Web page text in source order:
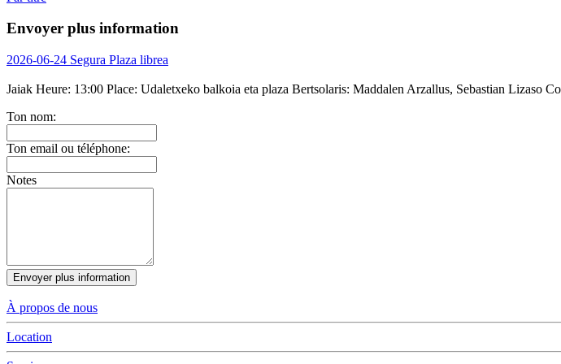
Envoyer plus information
2026-06-24 Segura Plaza librea
Jaiak Heure: 13:00 Place: Udaletxeko balkoia eta plaza Bertsolaris: Maddalen Arzallus, Sebastian Lizaso
Ton nom:
Ton email ou téléphone:
Notes
Envoyer plus information
À propos de nous
Location